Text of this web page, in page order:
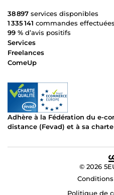
38 897 services disponibles
1 335 141 commandes effectuées
99 % d’avis positifs
Services
Freelances
ComeUp
Adhère à la Fédération du e-
distance (Fevad) et à sa
© 2026
Politique de